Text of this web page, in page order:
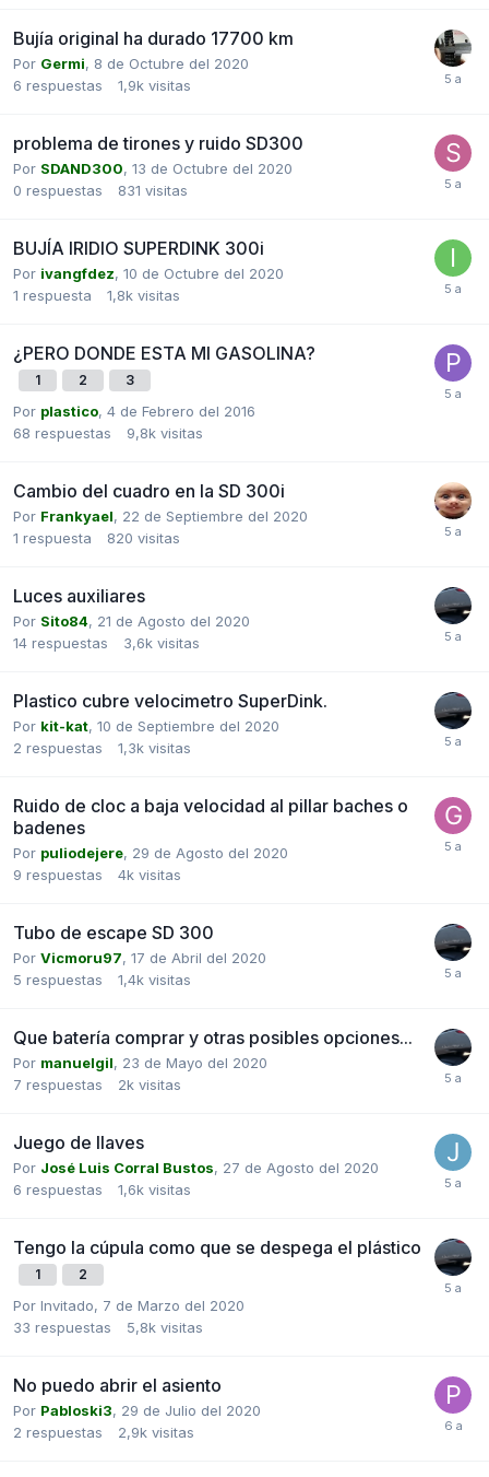
Bujía original ha durado 17700 km
Por Germi, 8 de Octubre del 2020
6 respuestas 1,9k visitas
problema de tirones y ruido SD300
Por SDAND300, 13 de Octubre del 2020
0 respuestas 831 visitas
BUJÍA IRIDIO SUPERDINK 300i
Por ivangfdez, 10 de Octubre del 2020
1 respuesta 1,8k visitas
¿PERO DONDE ESTA MI GASOLINA?
1 2 3
Por plastico, 4 de Febrero del 2016
68 respuestas 9,8k visitas
Cambio del cuadro en la SD 300i
Por Frankyael, 22 de Septiembre del 2020
1 respuesta 820 visitas
Luces auxiliares
Por Sito84, 21 de Agosto del 2020
14 respuestas 3,6k visitas
Plastico cubre velocimetro SuperDink.
Por kit-kat, 10 de Septiembre del 2020
2 respuestas 1,3k visitas
Ruido de cloc a baja velocidad al pillar baches o
badenes
Por puliodejere, 29 de Agosto del 2020
9 respuestas 4k visitas
Tubo de escape SD 300
Por Vicmoru97, 17 de Abril del 2020
5 respuestas 1,4k visitas
Que batería comprar y otras posibles opciones...
Por manuelgil, 23 de Mayo del 2020
7 respuestas 2k visitas
Juego de llaves
Por José Luis Corral Bustos, 27 de Agosto del 2020
6 respuestas 1,6k visitas
Tengo la cúpula como que se despega el plástico
1 2
Por Invitado, 7 de Marzo del 2020
33 respuestas 5,8k visitas
No puedo abrir el asiento
Por Pabloski3, 29 de Julio del 2020
2 respuestas 2,9k visitas